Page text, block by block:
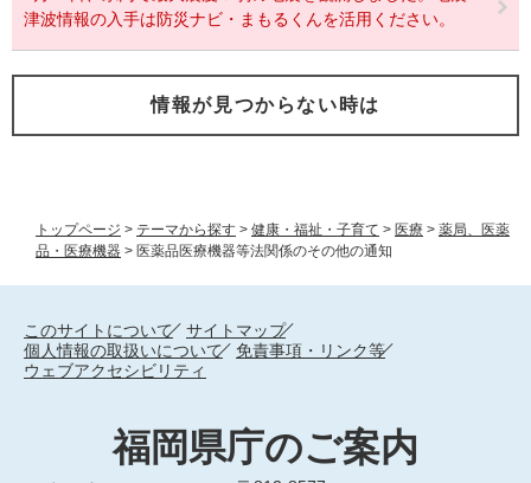
トップページ > テーマから探す > 健康・福祉・子育て > 医療 > 薬局、医薬
品・医療機器 > 医薬品医療機器等法関係のその他の通知
津波情報の入手は防災ナビ・まもるくんを活用ください。
情報が見つからない時は
このサイトについて
サイトマップ
個人情報の取扱いについて
免責事項・リンク等
ウェブアクセシビリティ
福岡県庁のご案内